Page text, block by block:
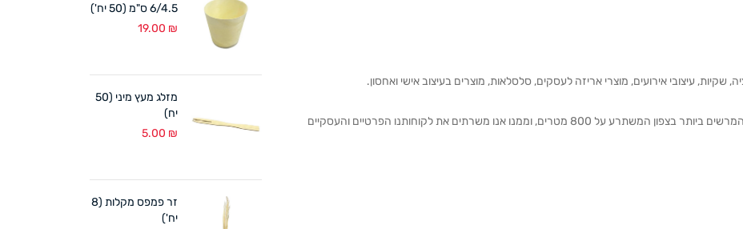
שקיות, עיצובי אירועים, מוצרי אריזה לעסקים, סלסלאות, מוצרים בעיצוב אישי ואחסון.
אנחנו מזמינים אותכם להתרשם מאולם התצוגה הגדול והמרשים ביותר בצפון המשתרע על 800 מטרים, וממנו אנו משרתים את לקוחותנו הפרטיים והעסקיים
6/4.5 ס"מ (50 יח')
19.00 ₪
מזלג מעץ מיני (50
יח)
5.00 ₪
זר פמפס מקלות (8
יח')